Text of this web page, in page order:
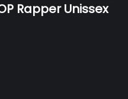
Rapper Unissex